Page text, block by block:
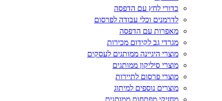
כדורי לחץ עם הדפסה
לדרמנים וכלי עבודה לפרסום
מאפרות עם הדפסה
מגרדי גב לקידום מכירות
מוצרי היגיינה ממותגים לעסקים
מוצרי סיליקון ממותגים
מוצרי פרסום לתיירות
מוצרים נוספים למיתוג